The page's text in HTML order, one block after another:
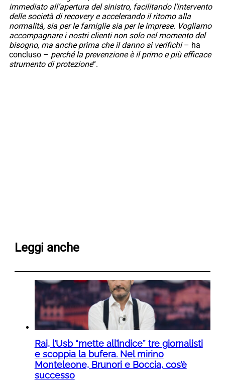
immediato all’apertura del sinistro, facilitando l’intervento
delle società di recovery e accelerando il ritorno alla
normalità, sia per le famiglie sia per le imprese. Vogliamo
accompagnare i nostri clienti non solo nel momento del
bisogno, ma anche prima che il danno si verifichi– ha
concluso – perché la prevenzione è il primo e più efficace
strumento di protezione“.
Leggi anche
Rai, l’Usb “mette all’indice” tre giornalisti
e scoppia la bufera. Nel mirino
Monteleone, Brunori e Boccia, cos’è
successo